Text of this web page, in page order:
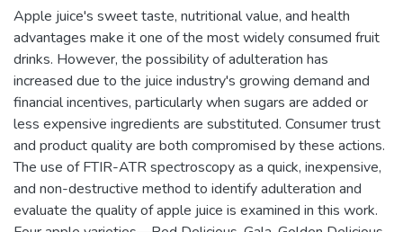
Apple juice's sweet taste, nutritional value, and health
advantages make it one of the most widely consumed fruit
drinks. However, the possibility of adulteration has
increased due to the juice industry's growing demand and
financial incentives, particularly when sugars are added or
less expensive ingredients are substituted. Consumer trust
and product quality are both compromised by these actions.
The use of FTIR-ATR spectroscopy as a quick, inexpensive,
and non-destructive method to identify adulteration and
evaluate the quality of apple juice is examined in this work.